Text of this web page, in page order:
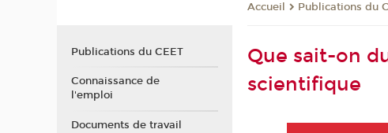
Accueil Publications du
Que sait-on
scientifique
Publications du CEET
Connaissance de
l'emploi
Documents de travail